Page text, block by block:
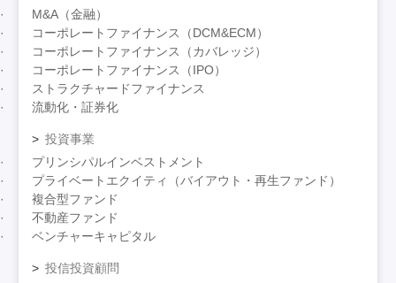
M&A（金融）
コーポレートファイナンス（DCM&ECM）
コーポレートファイナンス（カバレッジ）
コーポレートファイナンス（IPO）
ストラクチャードファイナンス
流動化・証券化
投資事業
プリンシパルインベストメント
プライベートエクイティ（バイアウト・再生ファンド）
複合型ファンド
不動産ファンド
ベンチャーキャピタル
投信投資顧問